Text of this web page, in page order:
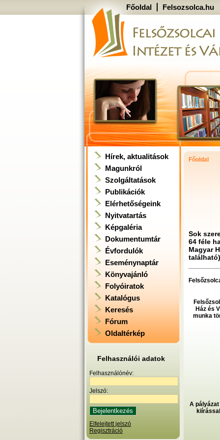
Főoldal Felsozsolca.hu
Hírek, aktualitások
Magunkról
Szolgáltatások
Publikációk
Elérhetőségeink
Nyitvatartás
Képgaléria
Dokumentumtár
Évfordulók
Eseménynaptár
Könyvajánló
Folyóiratok
Katalógus
Keresés
Fórum
Oldaltérkép
Felhasználói adatok
Felhasználónév:
Jelszó:
Elfelejtett jelszó
Regisztráció
Főoldal
Sok
64 féle
Magyar
Ház és
munka
A